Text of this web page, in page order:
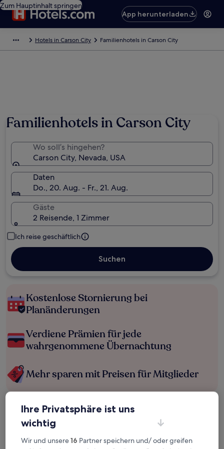
Zum Hauptinhalt springen
App herunterladen
Hotels in Carson City Familienhotels in Carson City
Familienhotels in Carson City
Wo soll’s hingehen?
Carson City, Nevada, USA
Daten
Do., 20. Aug. - Fr., 21. Aug.
Gäste
2 Reisende, 1 Zimmer
Ich reise geschäftlich
Suchen
Kostenlose Stornierung bei
Planänderungen
Verdiene Prämien für jede
wahrgenommene Übernachtung
Mehr sparen mit Preisen für Mitglieder
Überprüfe die Preise für diese Daten
6. Aug. - 7. Aug.
7. Aug. - 8. Aug.
Ihre Privatsphäre ist uns
wichtig
Wir und unsere16 Partner speichern und/ oder greifen